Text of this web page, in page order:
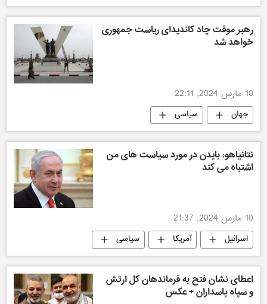
سیاسی
رهبر موقت چاد کاندیدای ریاست جمهوری
خواهد شد
10 مارس 2024, 22:11
جهان سیاسی
نتانیاهو: بایدن در مورد سیاست های من
اشتباه می کند
10 مارس 2024, 21:37
اسرائیل آمریکا سیاسی
اعطای نشان فتح به فرماندهان کل ارتش
و سپاه پاسداران + عکس